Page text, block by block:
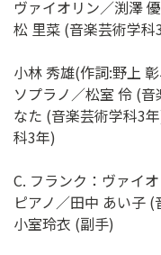
ヴァイオリン／渕澤
松 里菜 (音楽芸術学科
小林 秀雄(作詞:野上
ソプラノ／松室 伶 (
なた (音楽芸術学科3
科3年)
C. フランク：ヴァイ
ピアノ／田中 あい子
小室玲衣 (副手)